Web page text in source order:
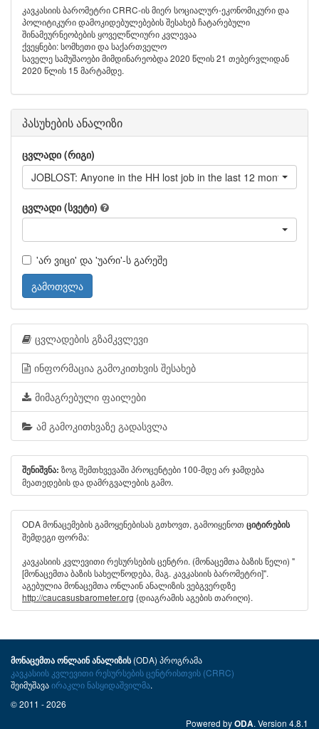
კავკასიის ბარომეტრი CRRC-ის მიერ სოციალურ-ეკონომიკური და
პოლიტიკური დამოკიდებულებების შესახებ ჩატარებული
შინამეურნეობების ყოველწლიური კვლევაა
ქვეყნები: სომხეთი და საქართველო
საველე სამუშაოები მიმდინარეობდა 2020 წლის 21 თებერვლიდან
2020 წლის 15 მარტამდე.
პასუხების ანალიზი
ცვლადი (რიგი)
JOBLOST: Anyone in the HH lost job in the last 12 month?
ცვლადი (სვეტი)
'არ ვიცი' და 'უარი'-ს გარეშე
გამოთვლა
ცვლადების გზამკვლევი
ინფორმაცია გამოკითხვის შესახებ
მიმაგრებული ფაილები
ამ გამოკითხვაზე გადასვლა
შენიშვნა: ზოგ შემთხვევაში პროცენტები 100-მდე არ ჯამდება
მეათედების და დამრგვალების გამო.
ODA მონაცემების გამოყენებისას გთხოვთ, გამოიყენოთ ციტირების
შემდეგი ფორმა:
კავკასიის კვლევითი რესურსების ცენტრი. (მონაცემთა ბაზის წელი) "
[მონაცემთა ბაზის სახელწოდება, მაგ. კავკასიის ბარომეტრი]".
აგებულია მონაცემთა ონლაინ ანალიზის ვებგვერდზე
http://caucasusbarometer.org {დიაგრამის აგების თარიღი}.
მონაცემთა ონლაინ ანალიზის(ODA) პროგრამა
კავკასიის კვლევითი რესურსების ცენტრისთვის (CRRC)
შეიმუშავაირაკლი ნასყიდაშვილმა.
© 2011 - 2026
Powered byODA. Version 4.8.1